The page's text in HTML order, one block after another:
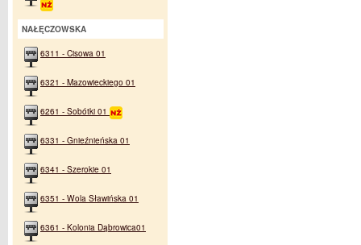
NAŁĘCZOWSKA
6311 - Cisowa 01
6321 - Mazowieckiego 01
6261 - Sobótki 01
6331 - Gnieźnieńska 01
6341 - Szerokie 01
6351 - Wola Sławińska 01
6361 - Kolonia Dąbrowica01